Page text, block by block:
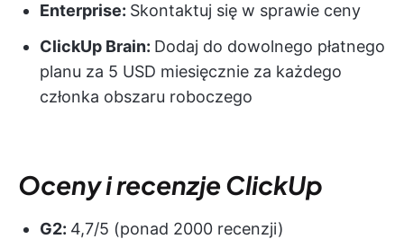
Enterprise: Skontaktuj się w sprawie ceny
ClickUp Brain: Dodaj do dowolnego płatnego
planu za 5 USD miesięcznie za każdego
członka obszaru roboczego
Oceny i recenzje ClickUp
G2: 4,7/5 (ponad 2000 recenzji)